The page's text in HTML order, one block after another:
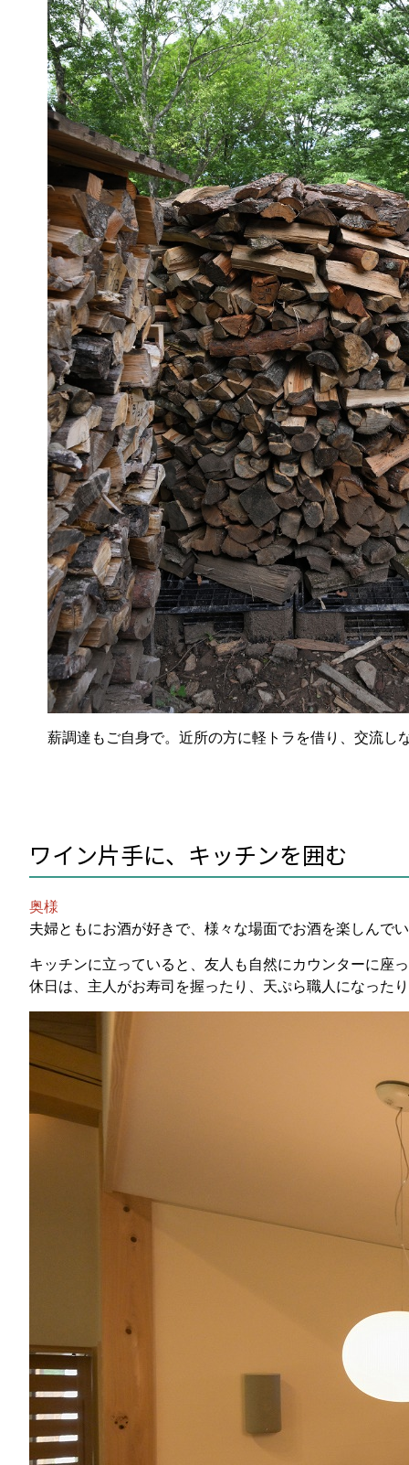
薪調達もご自身で。近所の方に軽トラを借り、交流し
ワイン片手に、キッチンを囲む
奥様
夫婦ともにお酒が好きで、様々な場面でお酒を楽しんで
キッチンに立っていると、友人も自然にカウンターに座
休日は、主人がお寿司を握ったり、天ぷら職人になった